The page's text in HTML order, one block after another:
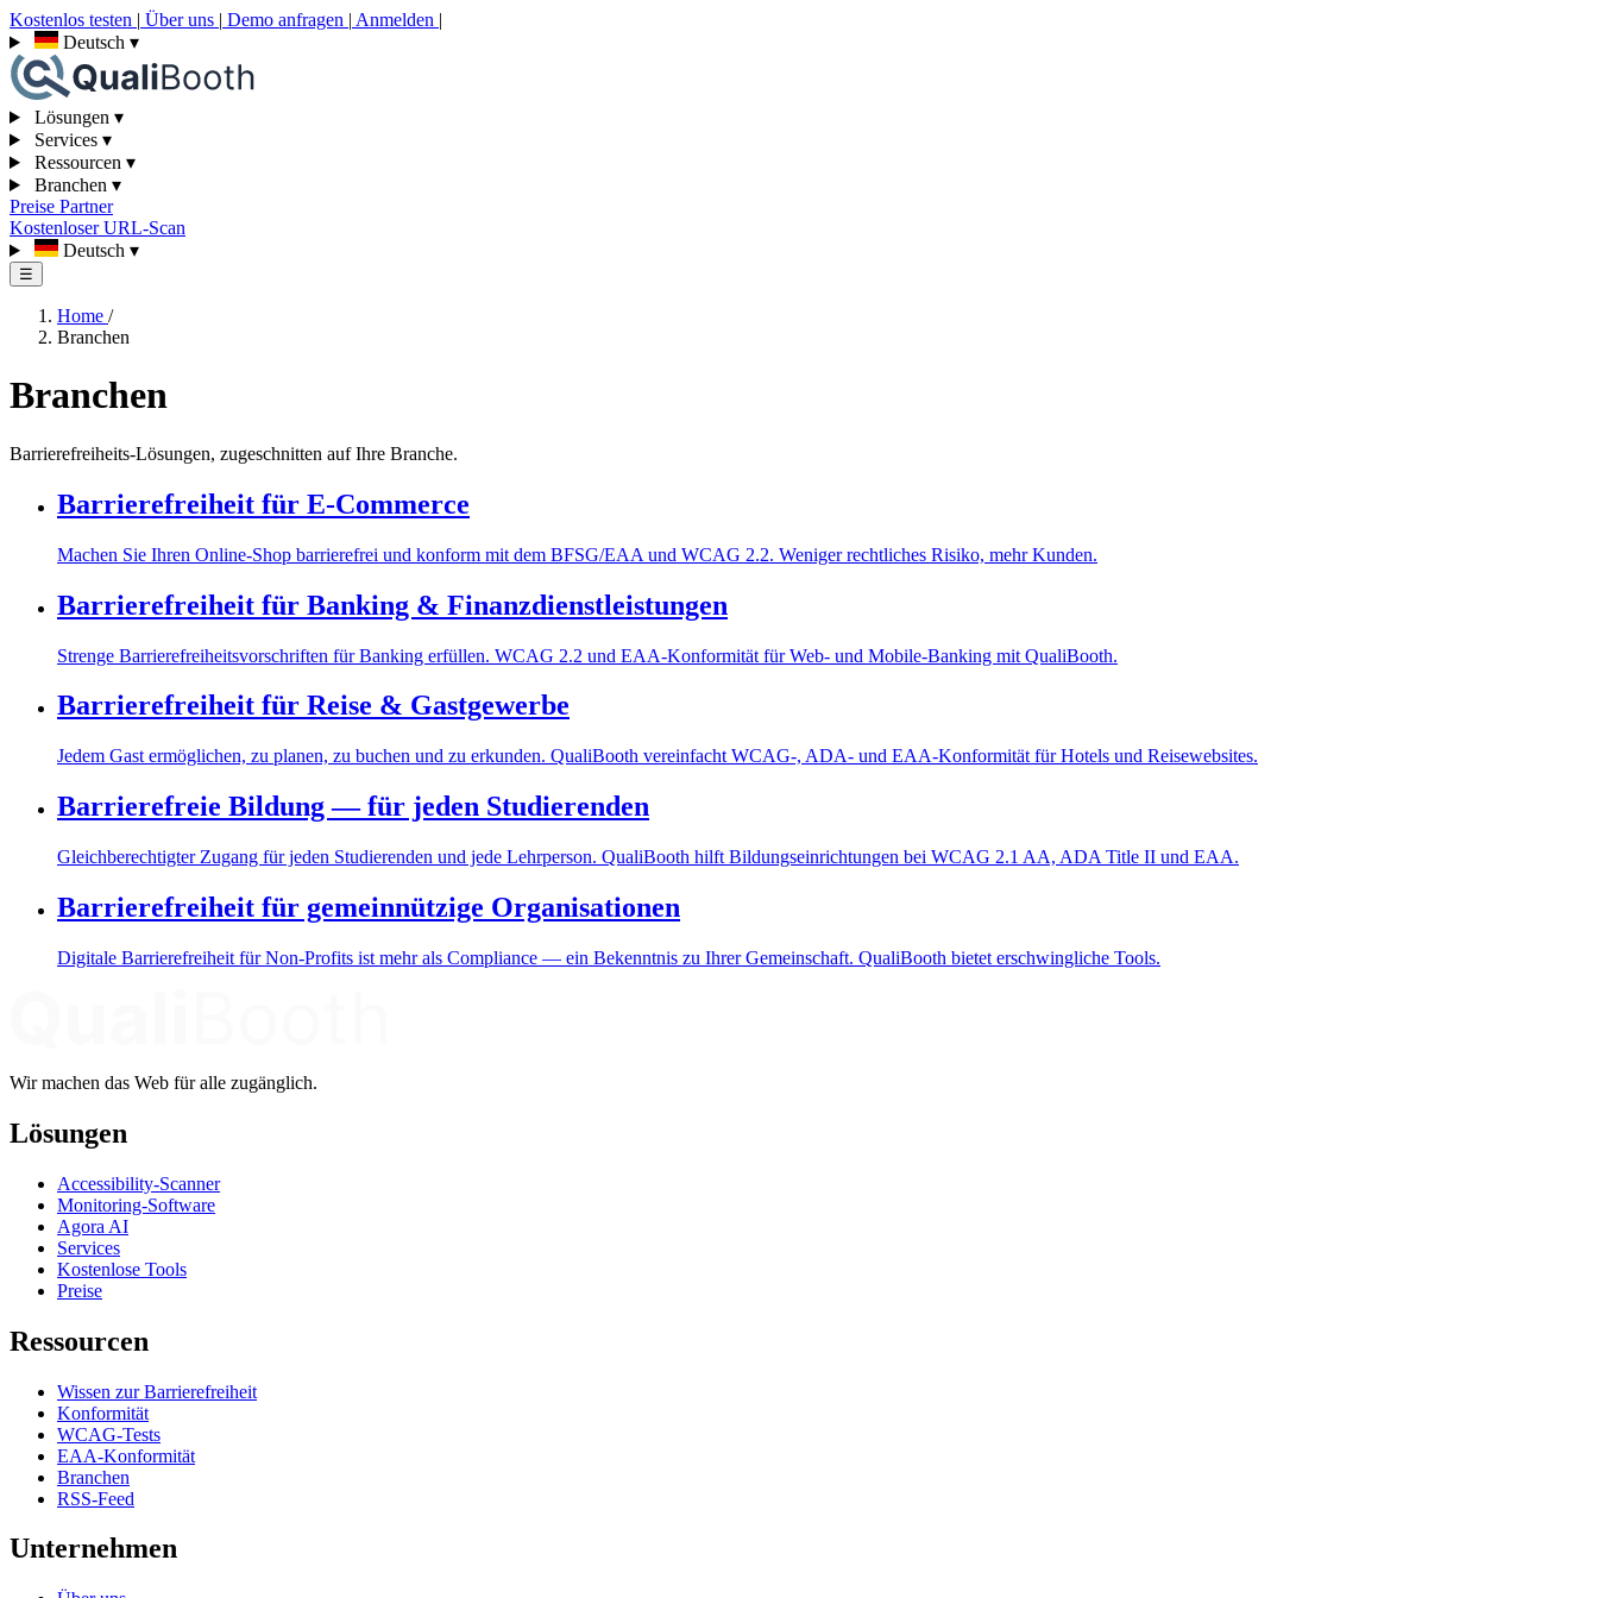
Kostenlos testen | Über uns | Demo anfragen | Anmelden |
Deutsch ▾
Lösungen ▾
Services ▾
Ressourcen ▾
Branchen ▾
Preise Partner
Kostenloser URL-Scan
Deutsch ▾
☰
Home /
Branchen
Branchen
Barrierefreiheits-Lösungen, zugeschnitten auf Ihre Branche.
Barrierefreiheit für E-Commerce
Machen Sie Ihren Online-Shop barrierefrei und konform mit dem BFSG/EAA und WCAG 2.2. Weniger rechtliches Risiko, mehr Kunden.
Barrierefreiheit für Banking & Finanzdienstleistungen
Strenge Barrierefreiheitsvorschriften für Banking erfüllen. WCAG 2.2 und EAA-Konformität für Web- und Mobile-Banking mit QualiBooth.
Barrierefreiheit für Reise & Gastgewerbe
Jedem Gast ermöglichen, zu planen, zu buchen und zu erkunden. QualiBooth vereinfacht WCAG-, ADA- und EAA-Konformität für Hotels und Reisewebsites.
Barrierefreie Bildung — für jeden Studierenden
Gleichberechtigter Zugang für jeden Studierenden und jede Lehrperson. QualiBooth hilft Bildungseinrichtungen bei WCAG 2.1 AA, ADA Title II und EAA.
Barrierefreiheit für gemeinnützige Organisationen
Digitale Barrierefreiheit für Non-Profits ist mehr als Compliance — ein Bekenntnis zu Ihrer Gemeinschaft. QualiBooth bietet erschwingliche Tools.
Wir machen das Web für alle zugänglich.
Lösungen
Accessibility-Scanner
Monitoring-Software
Agora AI
Services
Kostenlose Tools
Preise
Ressourcen
Wissen zur Barrierefreiheit
Konformität
WCAG-Tests
EAA-Konformität
Branchen
RSS-Feed
Unternehmen